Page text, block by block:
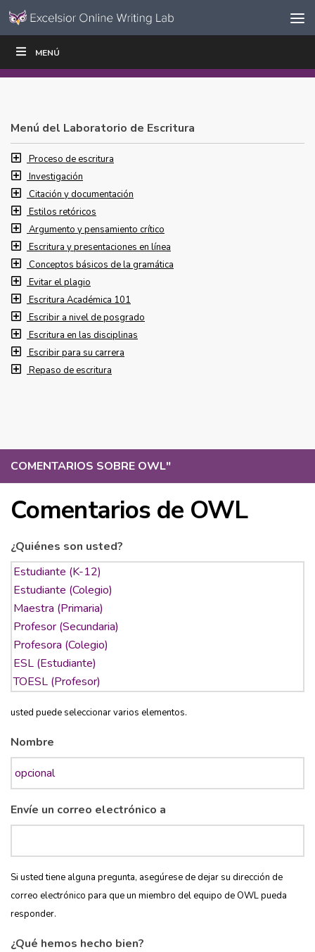
Ir al contenido
navegación
MENÚ
COMENTARIOS SOBRE OWL"
Comentarios de OWL
¿Quiénes son usted?
usted puede seleccionar varios elementos.
Nombre
Envíe un correo electrónico a
Si usted tiene alguna pregunta, asegúrese de dejar su dirección de
correo electrónico para que un miembro del equipo de OWL pueda
responder.
¿Qué hemos hecho bien?
ESCRIBIR
Menú del Laboratorio de Escritura
Proceso de escritura
Investigación
Citación y documentación
Estilos retóricos
Argumento y pensamiento crítico
Escritura y presentaciones en línea
Conceptos básicos de la gramática
Evitar el plagio
Escritura Académica 101
Escribir a nivel de posgrado
Escritura en las disciplinas
Escribir para su carrera
Repaso de escritura